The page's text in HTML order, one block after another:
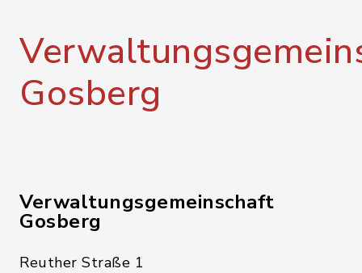
Gosberg
Verwaltungsgemeinschaft
Gosberg
Reuther Straße 1